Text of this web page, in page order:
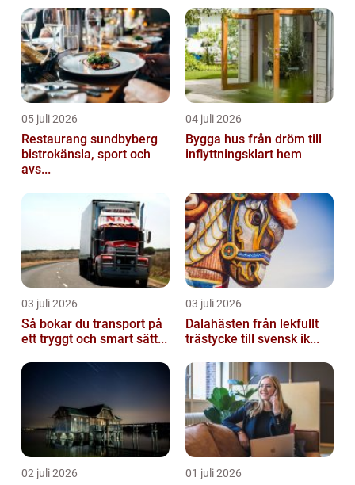
05 juli 2026
Restaurang sundbyberg
bistrokänsla, sport och
avs...
04 juli 2026
Bygga hus från dröm till
inflyttningsklart hem
03 juli 2026
Så bokar du transport på
ett tryggt och smart sätt...
03 juli 2026
Dalahästen från lekfullt
trästycke till svensk ik...
02 juli 2026 01 juli 2026